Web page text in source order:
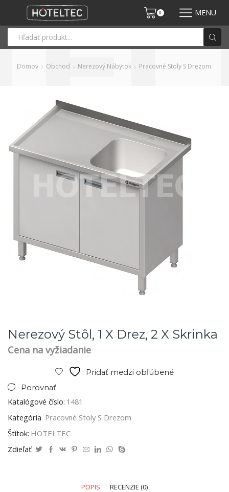
0 MENU
Domov Obchod Nerezový Nábytok Pracovné Stoly S Drezom
Nerezový Stôl, 1 X Drez, 2 X Skrinka
Cena na vyžiadanie
Pridať medzi obľúbené
Porovnať
Katalógové číslo: 1481
Kategória Pracovné Stoly S Drezom
Štítok: HOTELTEC
Zdieľať:
POPIS RECENZIE (0)